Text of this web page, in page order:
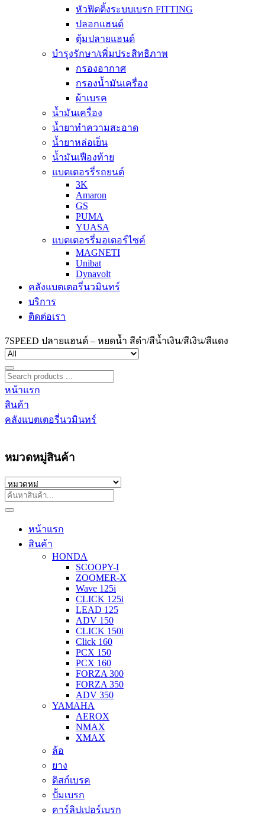
หัวฟิตติ้งระบบเบรก FITTING
ปลอกแฮนด์
ตุ้มปลายแฮนด์
บำรุงรักษา/เพิ่มประสิทธิภาพ
กรองอากาศ
กรองน้ำมันเครื่อง
ผ้าเบรค
น้ำมันเครื่อง
น้ำยาทำความสะอาด
น้ำยาหล่อเย็น
น้ำมันเฟืองท้าย
แบตเตอรรี่รถยนต์
3K
Amaron
GS
PUMA
YUASA
แบตเตอรรี่มอเตอร์ไซค์
MAGNETI
Unibat
Dynavolt
คลังแบตเตอรี่นวมินทร์
บริการ
ติดต่อเรา
7SPEED ปลายแฮนด์ – หยดน้ำ สีดำ/สีน้ำเงิน/สีเงิน/สีแดง
หน้าแรก
สินค้า
คลังแบตเตอรี่นวมินทร์
หมวดหมู่สินค้า
หน้าแรก
สินค้า
HONDA
SCOOPY-I
ZOOMER-X
Wave 125i
CLICK 125i
LEAD 125
ADV 150
CLICK 150i
Click 160
PCX 150
PCX 160
FORZA 300
FORZA 350
ADV 350
YAMAHA
AEROX
NMAX
XMAX
ล้อ
ยาง
ดิสก์เบรค
ปั้มเบรก
คาร์ลิปเปอร์เบรก